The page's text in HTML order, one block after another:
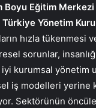
Boyu Eğitim
Türkiye Yönetim
hızla
sorunlar,
kurumsal yönetim
iş modelleri
Sektörünün